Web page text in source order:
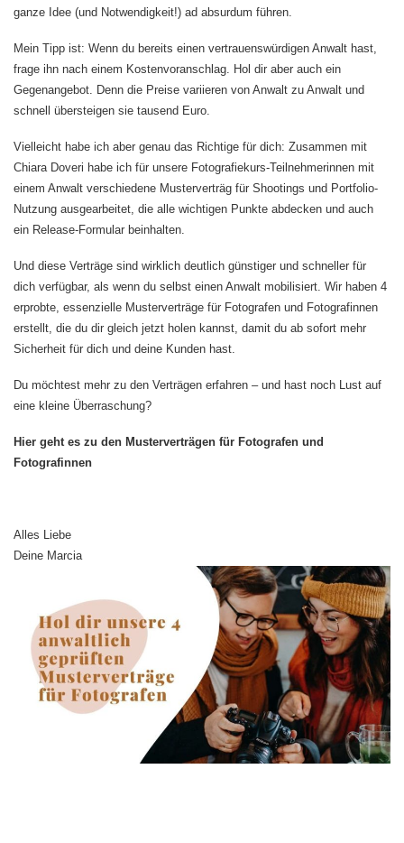
ganze Idee (und Notwendigkeit!) ad absurdum führen.
Mein Tipp ist: Wenn du bereits einen vertrauenswürdigen Anwalt hast,
frage ihn nach einem Kostenvoranschlag. Hol dir aber auch ein
Gegenangebot. Denn die Preise variieren von Anwalt zu Anwalt und
schnell übersteigen sie tausend Euro.
Vielleicht habe ich aber genau das Richtige für dich: Zusammen mit
Chiara Doveri habe ich für unsere Fotografiekurs-Teilnehmerinnen mit
einem Anwalt verschiedene Musterverträg für Shootings und Portfolio-
Nutzung ausgearbeitet, die alle wichtigen Punkte abdecken und auch
ein Release-Formular beinhalten.
Und diese Verträge sind wirklich deutlich günstiger und schneller für
dich verfügbar, als wenn du selbst einen Anwalt mobilisiert. Wir haben 4
erprobte, essenzielle Musterverträge für Fotografen und Fotografinnen
erstellt, die du dir gleich jetzt holen kannst, damit du ab sofort mehr
Sicherheit für dich und deine Kunden hast.
Du möchtest mehr zu den Verträgen erfahren – und hast noch Lust auf
eine kleine Überraschung?
Hier geht es zu den Musterverträgen für Fotografen und
Fotografinnen
Alles Liebe
Deine Marcia